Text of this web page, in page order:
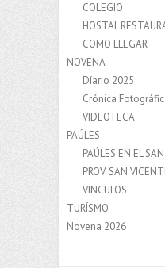
COLEGIO
HOSTAL
COMO LLEGAR
NOVENA
Díario 2025
Crónica
VIDEOTECA
PAÚLES
PAÚLES EN EL
PROV. SAN
VINCULOS
TURÍSMO
Novena 2026